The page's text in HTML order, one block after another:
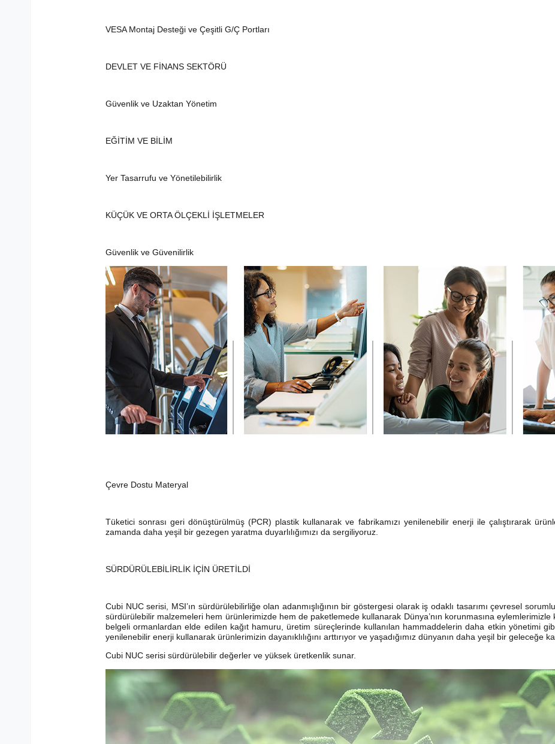
VESA Montaj Desteği ve Çeşitli G/Ç Portları
DEVLET VE FİNANS SEKTÖRÜ
Güvenlik ve Uzaktan Yönetim
EĞİTİM VE BİLİM
Yer Tasarrufu ve Yönetilebilirlik
KÜÇÜK VE ORTA ÖLÇEKLİ İŞLETMELER
Güvenlik ve Güvenilirlik
Çevre Dostu Materyal
Tüketici sonrası geri dönüştürülmüş (PCR) plastik kullanarak ve fabrikamızı yenilenebilir enerji ile çalıştırarak
zamanda daha yeşil bir gezegen yaratma duyarlılığımızı da sergiliyoruz.
SÜRDÜRÜLEBİLİRLİK İÇİN ÜRETİLDİ
Cubi NUC serisi, MSI’ın sürdürülebilirliğe olan adanmışlığının bir göstergesi olarak iş odaklı tasarımı çevresel
sürdürülebilir malzemeleri hem ürünlerimizde hem de paketlemede kullanarak Dünya’nın korunmasına
belgeli ormanlardan elde edilen kağıt hamuru, üretim süreçlerinde kullanılan hammaddelerin daha etkin yönetimi
yenilenebilir enerji kullanarak ürünlerimizin dayanıklılığını arttırıyor ve yaşadığımız dünyanın daha yeşil bir geleceğe
Cubi NUC serisi sürdürülebilir değerler ve yüksek üretkenlik sunar.